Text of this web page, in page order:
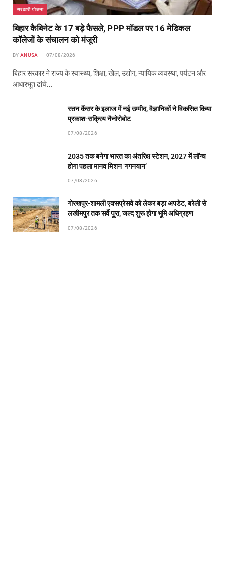
सरकारी योजना
बिहार कैबिनेट के 17 बड़े फैसले, PPP मॉडल पर 16 मेडिकल
कॉलेजों के संचालन को मंजूरी
BY ANUSA 07/08/2026
बिहार सरकार ने राज्य के स्वास्थ्य, शिक्षा, खेल, उद्योग, न्यायिक व्यवस्था, पर्यटन और
आधारभूत ढांचे…
स्तन कैंसर के इलाज में नई उम्मीद, वैज्ञानिकों ने विकसित किया
प्रकाश-सक्रिय नैनोरोबोट
07/08/2026
2035 तक बनेगा भारत का अंतरिक्ष स्टेशन, 2027 में लॉन्च
होगा पहला मानव मिशन ‘गगनयान’
07/08/2026
गोरखपुर-शामली एक्सप्रेसवे को लेकर बड़ा अपडेट, बरेली से
लखीमपुर तक सर्वे पूरा, जल्द शुरू होगा भूमि अधिग्रहण
07/08/2026